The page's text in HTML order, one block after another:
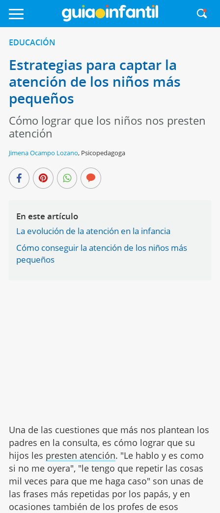
EDUCACIÓN
Estrategias para captar la
atención de los niños más
pequeños
Cómo lograr que los niños nos presten
atención
Jimena Ocampo Lozano, Psicopedagoga
En este artículo
La evolución de la atención en la infancia
Cómo conseguir la atención de los niños más
pequeños
Una de las cuestiones que más nos plantean los
padres en la consulta, es cómo lograr que su
hijos les presten atención. "Le hablo y es como
si no me oyera", "le tengo que repetir las cosas
mil veces para que me haga caso" son unas de
las frases más repetidas por los papás, y en
ocasiones también de los profes de esos